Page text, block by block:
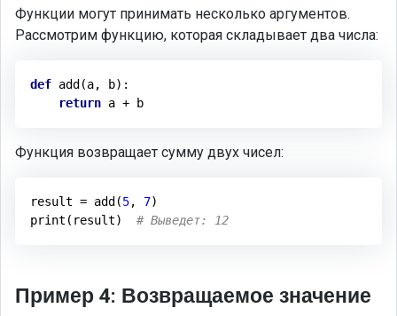
Функции могут принимать несколько аргументов.
Рассмотрим функцию, которая складывает два числа:
def add(a, b) :
return
Функция возвращает сумму двух чисел:
result = add(5, 7)
print(result) # Выведет: 12
Пример 4: Возвращаемое значение